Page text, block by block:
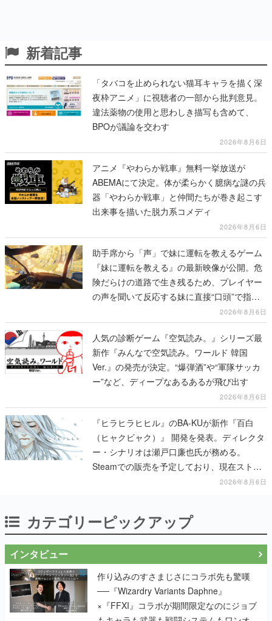
新着記事
「タバコを止められない猫耳キャラを描く深
夜枠アニメ」に視聴者の一部から批判意見。
違法薬物の使用と思わしき描写も含めて、
BPOが議論を交わす
2026年8月6日
アニメ『やわらか戦車』無料一挙放送が
ABEMAにて決定。体が柔らかく臆病な謎の兵
器「やわらか戦車」と仲間たちが巻き起こす
出来事を描いた脱力系コメディ
2026年8月6日
助手席から「声」で妹に運転を教えるゲーム
『妹に運転を教える』の最新映像が公開。危
険だらけの道路で生き残るため、プレイヤー
の声を聞いて反応する妹に直接“口頭”で指示
2026年8月6日
人気の診断ゲーム『空気読み。』シリーズ最
新作『みんなで空気読み。ワールド 韓国
Ver.』の発売が決定。“爆弾酒”や“軍隊サッカ
ー”など、ディープなあるあるが飛び出す
2026年8月6日
『ヒラヒラヒヒル』のBA-KUが新作『百白
（ヒャクビャク）』 開発を発表。ディレクタ
ー・シナリオは瀬戸口廉也氏が務める。
Steamでの販売を予定しており、現在ストア
2026年8月6日
カテゴリーピックアップ
インタビュー
作り込みのすさまじさにコラボ先も驚嘆
──『Wizardry Variants Daphne』
×『FFXI』コラボが期間限定なのにジョブ